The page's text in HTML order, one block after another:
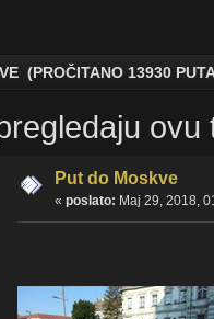
(PROČITANO 13930
ovu
Put do Moskve
« poslato: Maj 29, 2018,